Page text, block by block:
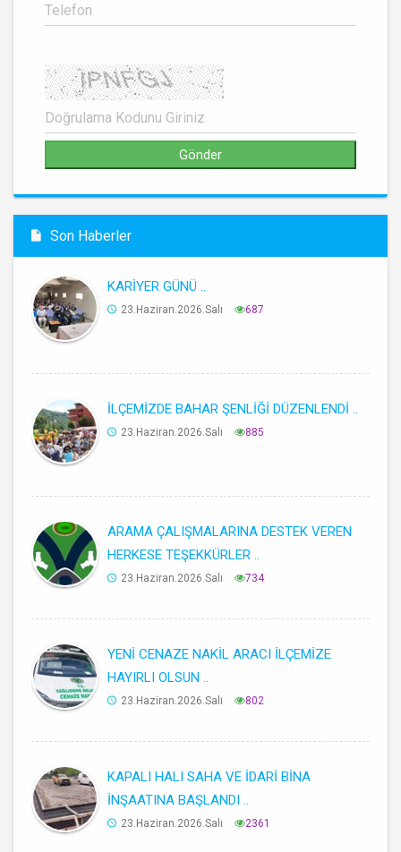
Son Haberler
KARİYER GÜNÜ ..
23.Haziran.2026.Salı 687
İLÇEMİZDE BAHAR ŞENLİĞİ DÜZENLENDİ ..
23.Haziran.2026.Salı 885
ARAMA ÇALIŞMALARINA DESTEK VEREN
HERKESE TEŞEKKÜRLER ..
23.Haziran.2026.Salı 734
YENİ CENAZE NAKİL ARACI İLÇEMİZE
HAYIRLI OLSUN ..
23.Haziran.2026.Salı 802
KAPALI HALI SAHA VE İDARİ BİNA
İNŞAATINA BAŞLANDI ..
23.Haziran.2026.Salı 2361